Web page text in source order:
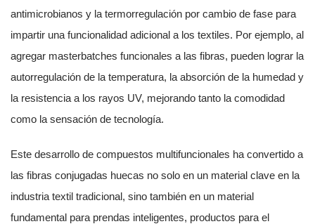
antimicrobianos y la termorregulación por cambio de fase para
impartir una funcionalidad adicional a los textiles. Por ejemplo, al
agregar masterbatches funcionales a las fibras, pueden lograr la
autorregulación de la temperatura, la absorción de la humedad y
la resistencia a los rayos UV, mejorando tanto la comodidad
como la sensación de tecnología.
Este desarrollo de compuestos multifuncionales ha convertido a
las fibras conjugadas huecas no solo en un material clave en la
industria textil tradicional, sino también en un material
fundamental para prendas inteligentes, productos para el